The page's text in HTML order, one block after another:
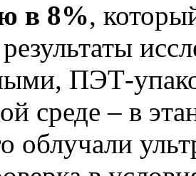
в 8%,
ПЭТ-
среде – в
облучали